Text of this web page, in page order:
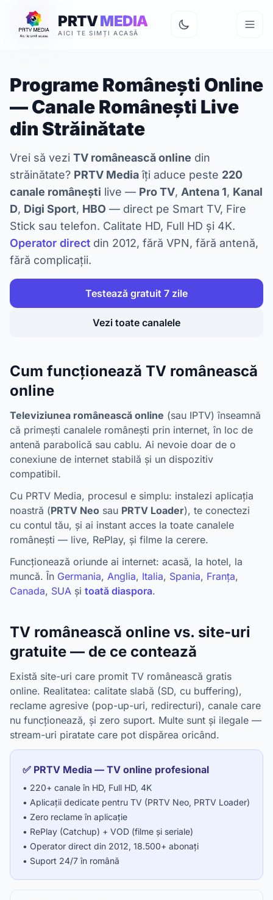
PRTVMEDIA
AICI TE SIMȚI ACASĂ
Programe Românești Online
— Canale Românești Live
din Străinătate
Vrei să vezi TV românească online din
străinătate? PRTV Mediaîți aduce peste 220
canale românești live — Pro TV, Antena 1, Kanal
D, Digi Sport, HBO — direct pe Smart TV, Fire
Stick sau telefon. Calitate HD, Full HD și 4K.
Operator direct din 2012, fără VPN, fără antenă,
fără complicații.
Testează gratuit 7 zile
Vezi toate canalele
Cum funcționează TV românească
online
Televiziunea românească online (sau IPTV) înseamnă
că primești canalele românești prin internet, în loc de
antenă parabolică sau cablu. Ai nevoie doar de o
conexiune de internet stabilă și un dispozitiv
compatibil.
Cu PRTV Media, procesul e simplu: instalezi aplicația
noastră (PRTV Neo sau PRTV Loader), te conectezi
cu contul tău, și ai instant acces la toate canalele
românești — live, RePlay, și filme la cerere.
Funcționează oriunde ai internet: acasă, la hotel, la
muncă. În Germania, Anglia, Italia, Spania, Franța,
Canada, SUA și toată diaspora.
TV românească online vs. site-uri
gratuite — de ce contează
Există site-uri care promit TV românească gratis
online. Realitatea: calitate slabă (SD, cu buffering),
reclame agresive (pop-up-uri, redirecturi), canale care
nu funcționează, și zero suport. Multe sunt și ilegale —
stream-uri piratate care pot dispărea oricând.
✅ PRTV Media — TV online profesional
• 220+ canale în HD, Full HD, 4K
• Aplicații dedicate pentru TV (PRTV Neo, PRTV Loader)
• Zero reclame în aplicație
• RePlay (Catchup) + VOD (filme și seriale)
• Operator direct din 2012, 18.500+ abonați
• Suport 24/7 în română